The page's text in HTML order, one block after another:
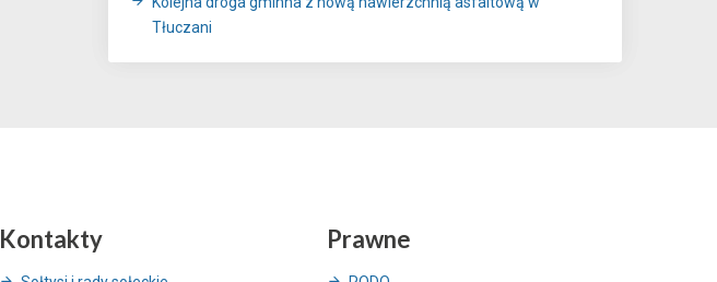
Tłuczani
Kontakty Prawne